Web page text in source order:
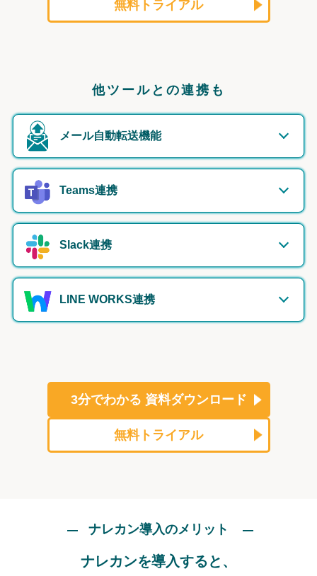
無料トライアル
他ツールとの連携も
メール自動転送機能
Teams連携
Slack連携
LINE WORKS連携
3分でわかる 資料ダウンロード
無料トライアル
ナレカン導入のメリット
ナレカンを導入すると、